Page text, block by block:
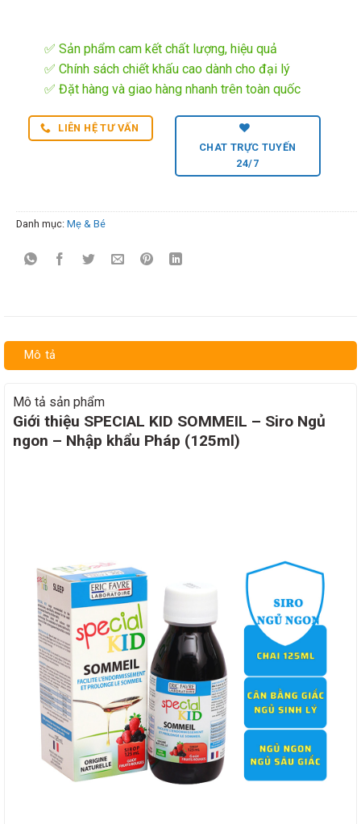
✅ Sản phẩm cam kết chất lượng, hiệu quả
✅ Chính sách chiết khấu cao dành cho đại lý
✅ Đặt hàng và giao hàng nhanh trên toàn quốc
LIÊN HỆ TƯ VẤN
CHAT TRỰC TUYẾN
24/7
Danh mục: Mẹ & Bé
Mô tả
Mô tả sản phẩm
Giới thiệu SPECIAL KID SOMMEIL – Siro Ngủ
ngon – Nhập khẩu Pháp (125ml)